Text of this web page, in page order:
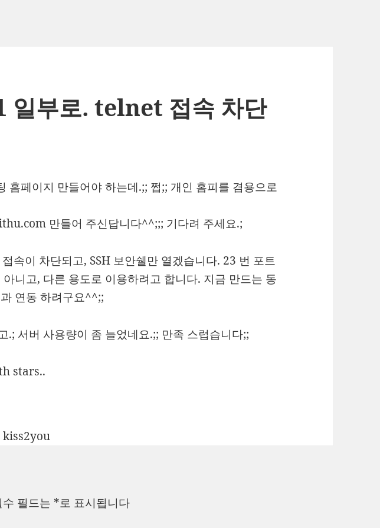
일부로. telnet 접속 차단
홈페이지 만들어야 하는데.;; 쩝;; 개인 홈피를 겸용으로
만들어 주신답니다^^;;; 기다려 주세요.;
속이 차단되고, SSH 보안쉘만 열겠습니다. 23 번 포트
니고, 다른 용도로 이용하려고 합니다. 지금 만드는 동
연동 하려구요^^;;
.; 서버 사용량이 좀 늘었네요.;; 만족 스럽습니다;;
stars..
수 필드는 *로 표시됩니다